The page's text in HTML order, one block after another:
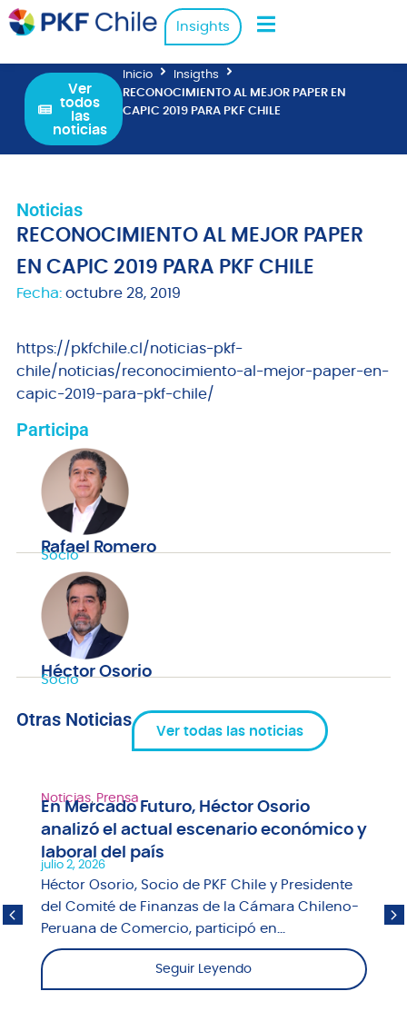
Insights
Ver
todos
las
noticias
Inicio
Insigths
RECONOCIMIENTO AL MEJOR PAPER EN
CAPIC 2019 PARA PKF CHILE
Noticias
RECONOCIMIENTO AL MEJOR PAPER
EN CAPIC 2019 PARA PKF CHILE
Fecha: octubre 28, 2019
https://pkfchile.cl/noticias-pkf-
chile/noticias/reconocimiento-al-mejor-paper-en-
capic-2019-para-pkf-chile/
Participa
Rafael Romero
Socio
Héctor Osorio
Socio
Otras Noticias
Ver todas las noticias
Noticias, Prensa
En Mercado Futuro, Héctor Osorio
analizó el actual escenario económico y
laboral del país
julio 2, 2026
Héctor Osorio, Socio de PKF Chile y Presidente
del Comité de Finanzas de la Cámara Chileno-
Peruana de Comercio, participó en...
Seguir Leyendo